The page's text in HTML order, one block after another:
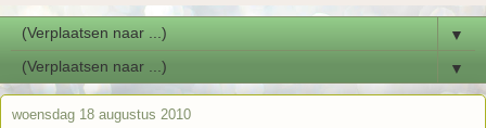
▼
▼
woensdag 18 augustus 2010